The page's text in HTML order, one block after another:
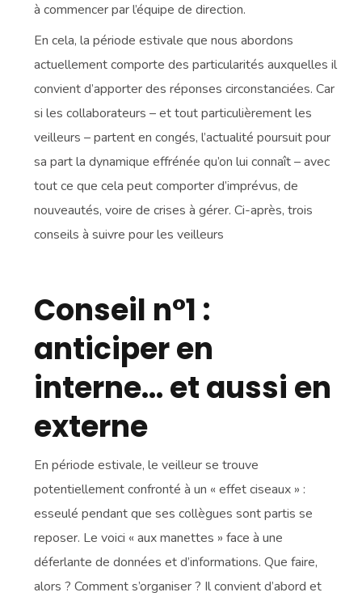
à commencer par l’équipe de direction.
En cela, la période estivale que nous abordons
actuellement comporte des particularités auxquelles il
convient d’apporter des réponses circonstanciées. Car
si les collaborateurs – et tout particulièrement les
veilleurs – partent en congés, l’actualité poursuit pour
sa part la dynamique effrénée qu’on lui connaît – avec
tout ce que cela peut comporter d’imprévus, de
nouveautés, voire de crises à gérer. Ci-après, trois
conseils à suivre pour les veilleurs
Conseil n°1 :
anticiper en
interne… et aussi en
externe
En période estivale, le veilleur se trouve
potentiellement confronté à un « effet ciseaux » :
esseulé pendant que ses collègues sont partis se
reposer. Le voici « aux manettes » face à une
déferlante de données et d’informations. Que faire,
alors ? Comment s’organiser ? Il convient d’abord et